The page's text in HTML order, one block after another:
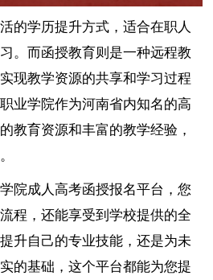
的学历提升方式，适合在职人
。而函授教育则是一种远程教
现教学资源的共享和学习过程
业学院作为河南省内知名的高
教育资源和丰富的教学经验，
院成人高考函授报名平台，您
程，还能享受到学校提供的全
升自己的专业技能，还是为未
的基础，这个平台都能为您提